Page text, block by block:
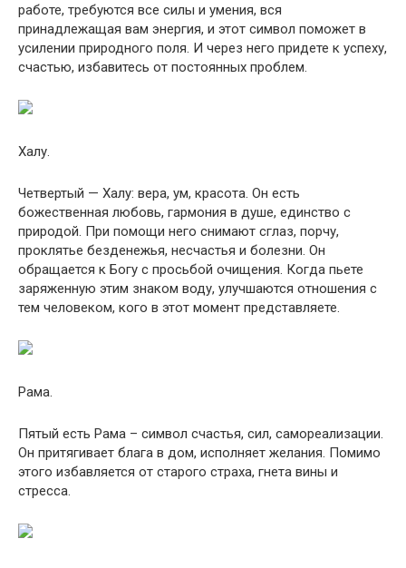
работе, требуются все силы и умения, вся
принадлежащая вам энергия, и этот символ поможет в
усилении природного поля. И через него придете к успеху,
счастью, избавитесь от постоянных проблем.
Халу.
Четвертый — Халу: вера, ум, красота. Он есть
божественная любовь, гармония в душе, единство с
природой. При помощи него снимают сглаз, порчу,
проклятье безденежья, несчастья и болезни. Он
обращается к Богу с просьбой очищения. Когда пьете
заряженную этим знаком воду, улучшаются отношения с
тем человеком, кого в этот момент представляете.
Рама.
Пятый есть Рама – символ счастья, сил, самореализации.
Он притягивает блага в дом, исполняет желания. Помимо
этого избавляется от старого страха, гнета вины и
стресса.